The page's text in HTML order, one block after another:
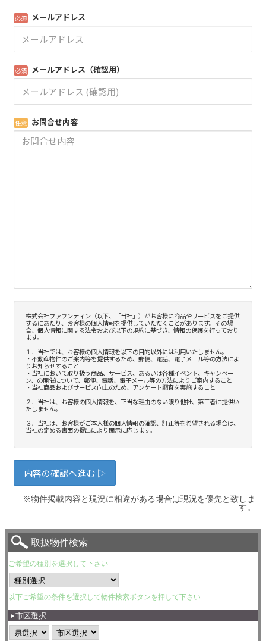
※物件掲載内容と現況に相違がある場合は現況を優先と致しま
す。
取扱物件検索
ご希望の種別を選択して下さい
以下ご希望の条件を選択して物件検索ボタンを押して下さい
市区選択